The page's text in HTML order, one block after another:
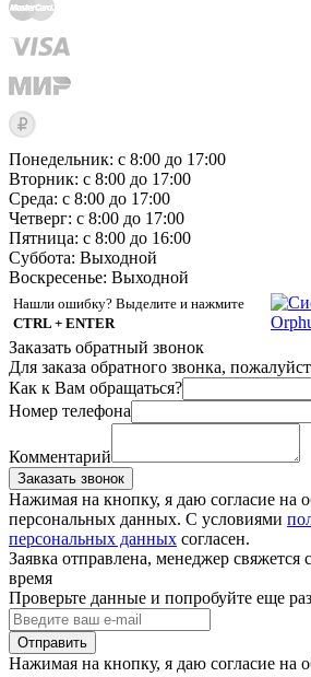
Понедельник: с 8:00 до 17:00
Вторник: с 8:00 до 17:00
Среда: с 8:00 до 17:00
Четверг: с 8:00 до 17:00
Пятница: с 8:00 до 16:00
Суббота: Выходной
Воскресенье: Выходной
Нашли ошибку? Выделите и нажмите
CTRL + ENTER
Заказать обратный звонок
Для заказа обратного звонка,
Как к Вам обращаться?
Номер телефона
Комментарий
Заказать звонок
Нажимая на кнопку, я даю согласие на
персональных данных. С условиями
персональных данных согласен.
Заявка отправлена, менеджер
время
Проверьте данные и попробуйте еще раз
Отправить
Нажимая на кнопку, я даю согласие на